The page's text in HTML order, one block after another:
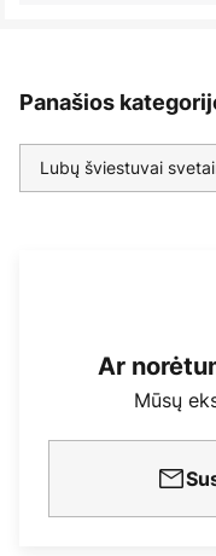
Panašios
Lubų šviestuvai
Ar
Mūsų